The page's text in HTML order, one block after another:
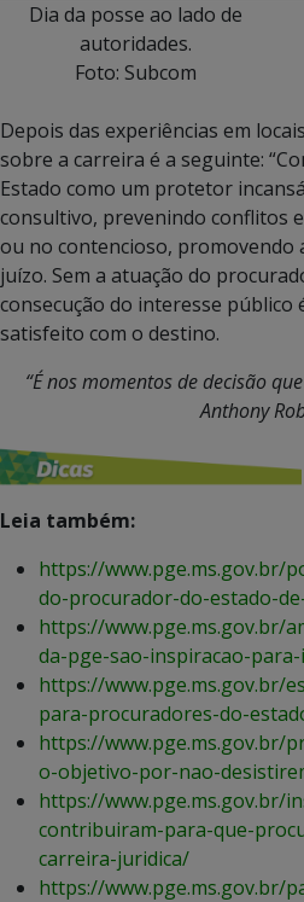
Dia da posse ao lado de
autoridades.
Foto: Subcom
Depois das experiências em
sobre a carreira é a seguinte:
Estado como um protetor
consultivo, prevenindo conflitos
ou no contencioso, promovendo
juízo. Sem a atuação do
consecução do interesse público
satisfeito com o destino.
“É nos momentos de decisão
Anthony
Leia também:
https://www.pge.ms.gov.br/
do-procurador-do-estado-
https://www.pge.ms.gov.br/
da-pge-sao-inspiracao-
https://www.pge.ms.gov.br/
para-procuradores-do-
https://www.pge.ms.gov.br/
o-objetivo-por-nao-
https://www.pge.ms.gov.br/
contribuiram-para-que-
carreira-juridica/
https://www.pge.ms.gov.br/